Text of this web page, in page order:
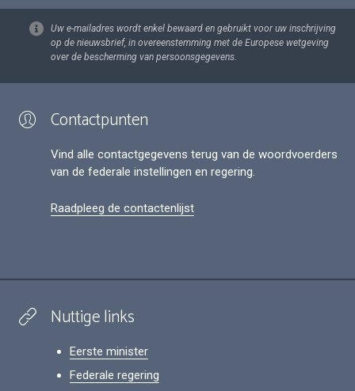
Uw e-mailadres wordt enkel bewaard en gebruikt voor uw inschrijving
op de nieuwsbrief, in overeenstemming met de Europese wetgeving
over de bescherming van persoonsgegevens.
Contactpunten
Vind alle contactgegevens terug van de woordvoerders
van de federale instellingen en regering.
Raadpleeg de contactenlijst
Nuttige links
Eerste minister
Federale regering